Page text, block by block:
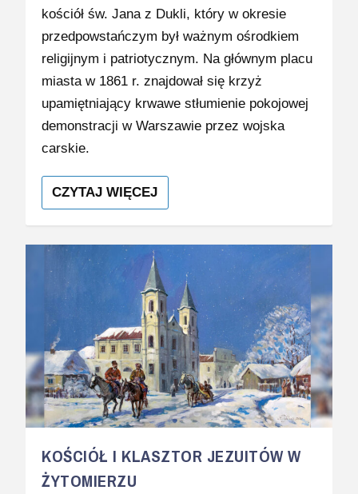
kościół św. Jana z Dukli, który w okresie
przedpowstańczym był ważnym ośrodkiem
religijnym i patriotycznym. Na głównym placu
miasta w 1861 r. znajdował się krzyż
upamiętniający krwawe stłumienie pokojowej
demonstracji w Warszawie przez wojska
carskie.
CZYTAJ WIĘCEJ
KOŚCIÓŁ I KLASZTOR JEZUITÓW W
ŻYTOMIERZU